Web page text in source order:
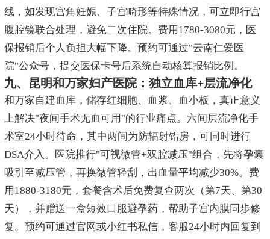
线，如发现宫角妊娠、子宫畸形等特殊情况，可立即行宫
腹腔镜联合处理，避免二次住院。费用1780-3080元，医
保报销后个人负担大幅下降。预约可通过"云南仁爱医
院"公众号，提交医保卡号后系统自动核算报销比例。
九、昆明和万家妇产医院：独立血库+层流净化
和万家自建血库，储存红细胞、血浆、血小板，真正意义
上解决"夜间手术无血可用"的行业痛点。六间层流净化手
术室24小时待命，其中两间为防辐射铅房，可同时进行
DSA介入。医院推行"可视微管+双腔减压"组合，先将孕囊
吸引至减压管，再换微管轻刮，出血量平均减少30%。费
用1880-3180元，套餐含术后免费复查两次（第7天、第30
天），并赠送一盒短效口服避孕药，帮助子宫内膜同步修
复。预约可通过官网或小红书私信，客服24小时内回复到